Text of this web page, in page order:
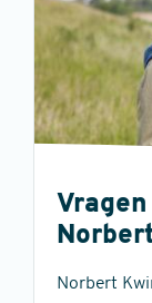
Vragen
Norbert